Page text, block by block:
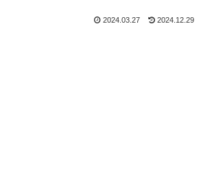
2024.03.27 2024.12.29